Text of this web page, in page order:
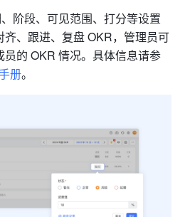
阶段、可见范围、打分等设置
、跟进、复盘 OKR，管理员可
的 OKR 情况。具体信息请参
册。